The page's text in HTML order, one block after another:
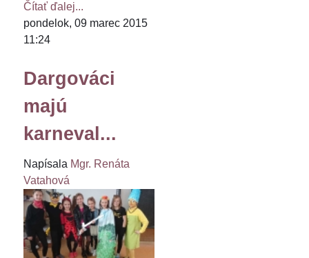
Čítať ďalej...
pondelok, 09 marec 2015
11:24
Dargováci
majú
karneval...
Napísala Mgr. Renáta
Vatahová